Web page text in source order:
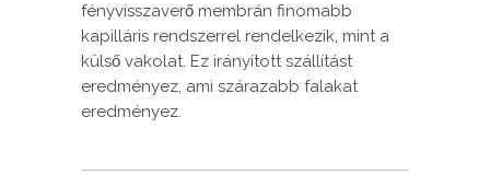
fényvisszaverő membrán finomabb
kapilláris rendszerrel rendelkezik, mint a
külső vakolat. Ez irányított szállítást
eredményez, ami szárazabb falakat
eredményez.